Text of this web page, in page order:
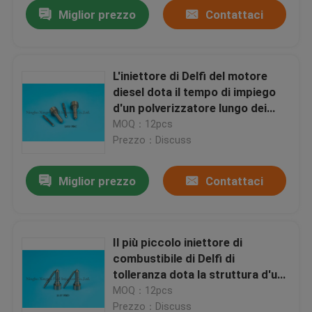
Chi siamo
Miglior prezzo Contattaci
L'iniettore di Delfi del motore
diesel dota il tempo di impiego
d'un polverizzatore lungo dei
pezzi di ricambio di L053PBC
MOQ：12pcs
Prezzo：Discuss
Miglior prezzo Contattaci
Il più piccolo iniettore di
combustibile di Delfi di
tolleranza dota la struttura d'un
polverizzatore compatta della
ferrovia comune
MOQ：12pcs
Prezzo：Discuss